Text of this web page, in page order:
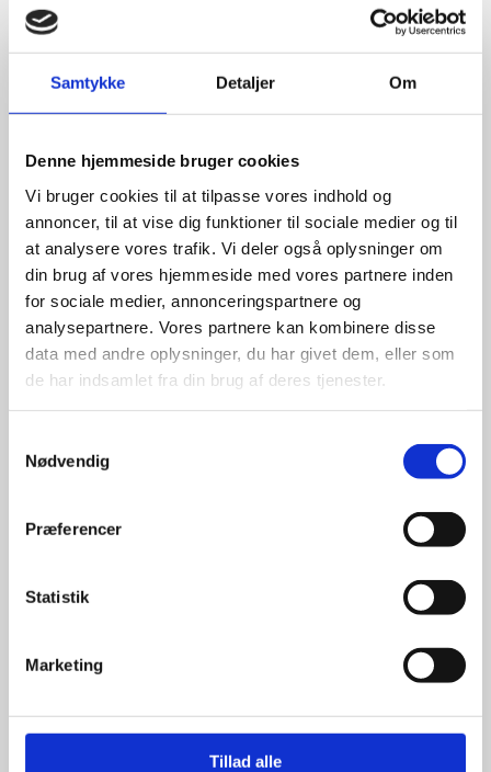
Samtykke Detaljer Om
Denne hjemmeside bruger cookies
Vi bruger cookies til at tilpasse vores indhold og
annoncer, til at vise dig funktioner til sociale medier og til
at analysere vores trafik. Vi deler også oplysninger om
din brug af vores hjemmeside med vores partnere inden
for sociale medier, annonceringspartnere og
analysepartnere. Vores partnere kan kombinere disse
data med andre oplysninger, du har givet dem, eller som
de har indsamlet fra din brug af deres tjenester.
Nødvendig
Præferencer
Statistik
Marketing
Tillad alle
leverandører
giver større
udvalg
For at sikre høj kvalitet og stor
leveringssikkerhed samarbejder vi
med de største og mest
anerkendte leverandører inden for
promotion.
så finder vi det helt rigtige produkt
til en konkurrence dygtig pris.